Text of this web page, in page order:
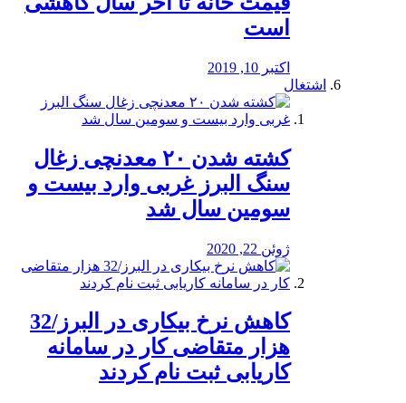
است
اکتبر 10, 2019
اشتغال
کشته شدن ۲۰ معدنچی زغال
سنگ البرز غربی وارد بیست و
سومین سال شد
ژوئن 22, 2020
کاهش نرخ بیکاری در البرز/32
هزار متقاضی کار در سامانه
کاریابی ثبت نام کردند